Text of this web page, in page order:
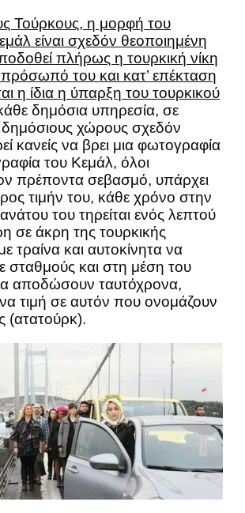
Τούρκους, η μορφή του
είναι σχεδόν θεοποιημένη
πλήρως η τουρκική νίκη
του και κατ’ επέκταση
η ίδια η ύπαρξη του τουρκικού
δημόσια υπηρεσία, σε
δημόσιους χώρους σχεδόν
κανείς να βρει μια φωτογραφία
του Κεμάλ, όλοι
πρέποντα σεβασμό, υπάρχει
τιμήν του, κάθε χρόνο στην
του τηρείται ενός λεπτού
σε άκρη της τουρκικής
τραίνα και αυτοκίνητα να
σταθμούς και στη μέση του
αποδώσουν ταυτόχρονα,
τιμή σε αυτόν που ονομάζουν
(ατατούρκ).